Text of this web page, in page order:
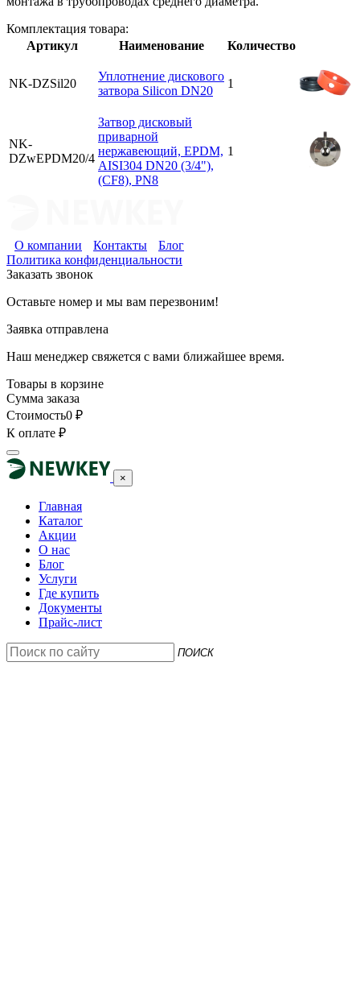
Комплектация товара:
Артикул
Наименование Количество
NK-DZSil20
Уплотнение дискового
затвора Silicon DN20
1
NK-
DZwEPDM20/4
Затвор дисковый
приварной
нержавеющий, EPDM,
AISI304 DN20 (3/4"),
(CF8), PN8
1
О компании Контакты
Блог
Политика конфиденциальности
Заказать звонок
Оставьте номер и мы вам перезвоним!
Заявка отправлена
Наш менеджер свяжется с вами ближайшее время.
Товары в корзине
Сумма заказа
Стоимость0 ₽
К оплате ₽
×
Главная
Каталог
Акции
О нас
Блог
Услуги
Где купить
Документы
Прайс-лист
ПОИСК